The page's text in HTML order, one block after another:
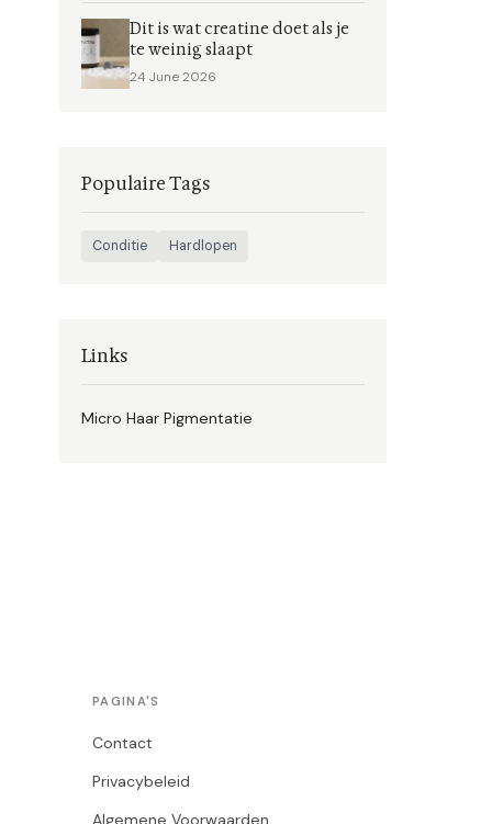
Dit is wat creatine doet als je
te weinig slaapt
24 June 2026
Populaire Tags
Conditie Hardlopen
Links
Micro Haar Pigmentatie
PAGINA'S
Contact
Privacybeleid
Algemene Voorwaarden